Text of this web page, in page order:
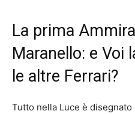
La prima
Maranello: e Voi
le altre Ferrari?
Tutto nella Luce è